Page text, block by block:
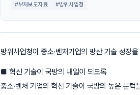
#부처보도자료 #방위사업청
방위사업청이 중소·벤처기업의 방산 기술 성장
■ 혁신 기술이 국방의 내일이 되도록
중소·벤처 기업의 혁신 기술이 국방의 높은 문